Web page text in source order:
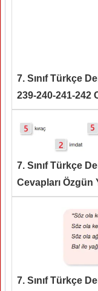
7. Sınıf Türkçe
239-240-241-242
7. Sınıf Türkçe
Cevapları Özgün
7. Sınıf Türkçe